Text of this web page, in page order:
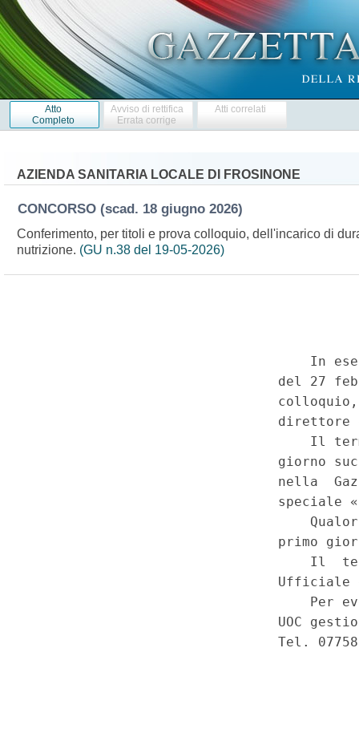
Atto
Completo
Avviso di rettifica
Errata corrige
Atti correlati
AZIENDA SANITARIA LOCALE DI FROSINONE
CONCORSO (scad. 18 giugno 2026)
Conferimento, per titoli e prova colloquio, dell'incarico di
nutrizione. (GU n.38 del 19-05-2026)